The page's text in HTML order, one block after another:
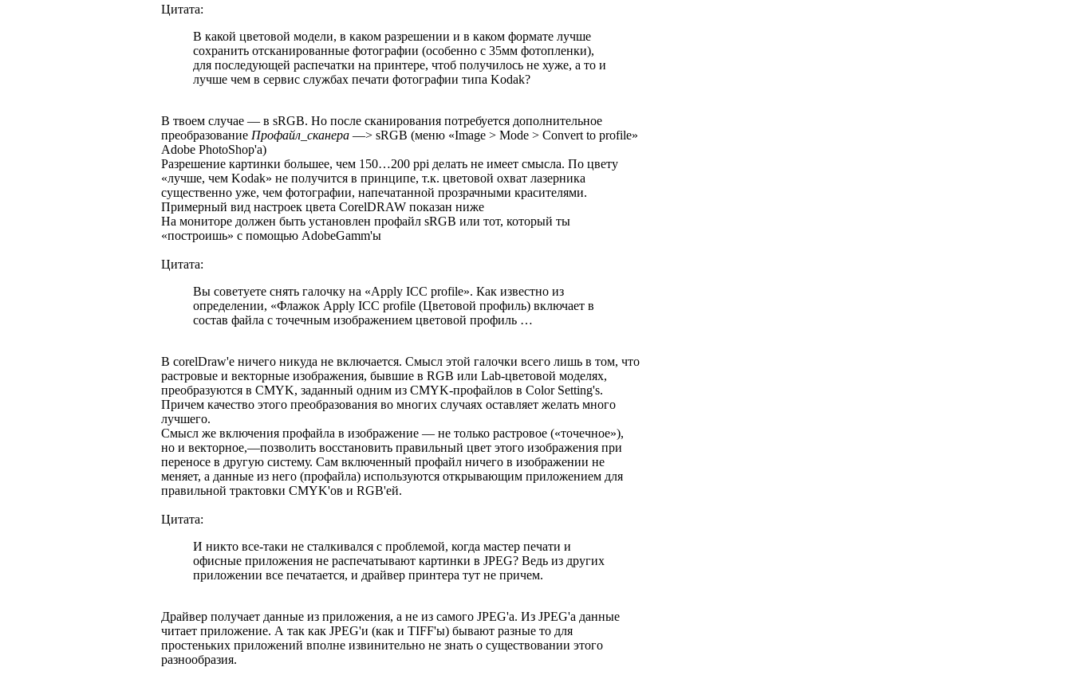
Цитата:
В какой цветовой модели, в каком разрешении и в каком формате лучше
сохранить отсканированные фотографии (особенно с 35мм фотопленки),
для последующей распечатки на принтере, чтоб получилось не хуже, а то и
лучше чем в сервис службах печати фотографии типа Kodak?
В твоем случае — в sRGB. Но после сканирования потребуется дополнительное
преобразование Профайл_сканера —> sRGB (меню «Image > Mode > Convert to profile»
Adobe PhotoShop'а)
Разрешение картинки большее, чем 150…200 ppi делать не имеет смысла. По цвету
«лучше, чем Kodak» не получится в принципе, т.к. цветовой охват лазерника
существенно уже, чем фотографии, напечатанной прозрачными красителями.
Примерный вид настроек цвета CorelDRAW показан ниже
На мониторе должен быть установлен профайл sRGB или тот, который ты
«построишь» с помощью AdobeGamm'ы
Цитата:
Вы советуете снять галочку на «Apply ICC profile». Как известно из
определении, «Флажок Apply ICC profile (Цветовой профиль) включает в
состав файла с точечным изображением цветовой профиль …
В corelDraw'е ничего никуда не включается. Смысл этой галочки всего лишь в том, что
растровые и векторные изображения, бывшие в RGB или Lab-цветовой моделях,
преобразуются в CMYK, заданный одним из CMYK-профайлов в Color Setting's.
Причем качество этого преобразования во многих случаях оставляет желать много
лучшего.
Смысл же включения профайла в изображение — не только растровое («точечное»),
но и векторное,—позволить восстановить правильный цвет этого изображения при
переносе в другую систему. Сам включенный профайл ничего в изображении не
меняет, а данные из него (профайла) используются открывающим приложением для
правильной трактовки CMYK'ов и RGB'ей.
Цитата:
И никто все-таки не сталкивался с проблемой, когда мастер печати и
офисные приложения не распечатывают картинки в JPEG? Ведь из других
приложении все печатается, и драйвер принтера тут не причем.
Драйвер получает данные из приложения, а не из самого JPEG'а. Из JPEG'а данные
читает приложение. А так как JPEG'и (как и TIFF'ы) бывают разные то для
простеньких приложений вполне извинительно не знать о существовании этого
разнообразия.